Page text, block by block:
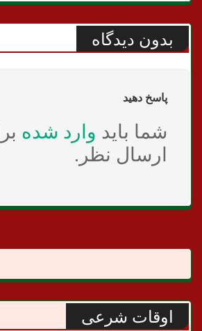
بدون دیدگاه
پاسخ دهید
شما باید وارد شده
ارسال نظر.
اوقات شرعی